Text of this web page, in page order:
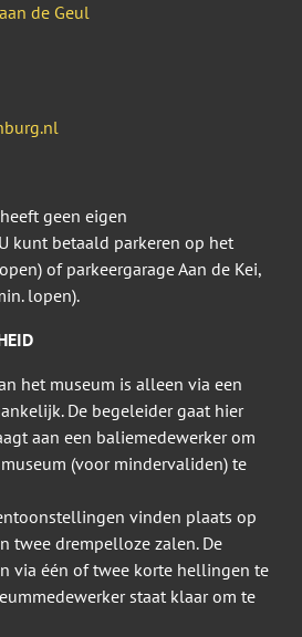
de Geul
geen eigen
kunt betaald parkeren op het
of parkeergarage Aan de Kei,
lopen).
het museum is alleen via een
De begeleider gaat hier
aan een baliemedewerker om
(voor mindervaliden) te
vinden plaats op
twee drempelloze zalen. De
via één of twee korte hellingen te
staat klaar om te